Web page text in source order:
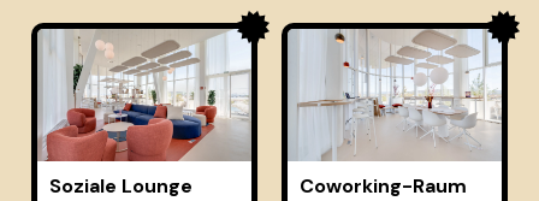
Soziale Lounge Coworking-Raum